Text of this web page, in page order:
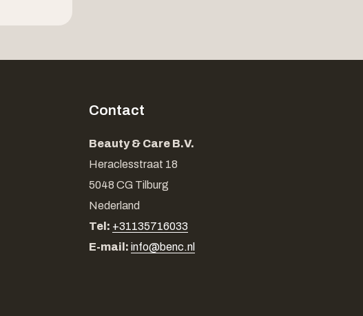
Contact
Beauty & Care B.V.
Heraclesstraat 18
5048 CG Tilburg
Nederland
Tel: +31135716033
E-mail: info@benc.nl